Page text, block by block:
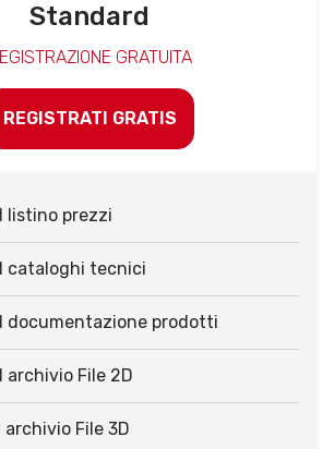
Standard
GRATUITA
REGISTRATI GRATIS
listino prezzi
cataloghi tecnici
documentazione prodotti
archivio File 2D
File 3D